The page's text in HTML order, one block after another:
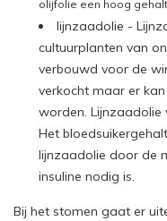
olijfolie een hoog
lijnzaadolie -
cultuurplanten van
verbouwd voor de
verkocht maar er
worden.
Het
lijnzaadolie door de
insuline nodig is.
Bij het stomen gaat er